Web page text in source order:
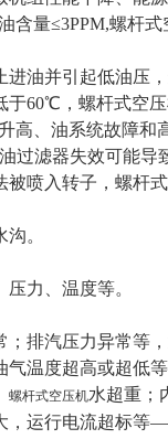
含量≤3PPM,螺杆
油并引起低油压
60℃，螺杆式空
高、油系统故障和
过滤器失效可能导
喷入转子，螺杆式
。
力、温度等。
排汽压力异常等，
温度超高或超低
螺杆式空压机水超重；
运行电流超标等